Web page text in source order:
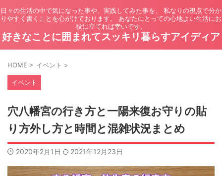
日々の生活の中で気になった事や、実践してみた事を、 私なりの視点で分か
りやすく書くことを心がけております。 あなたにとっての心地よい生活にお
役に立てれば幸いです。
好きなことに囲まれてスッキリ暮らすアイディア
HOME > イベント >
イベント
穴八幡宮の行き方と一陽来復お守りの貼
り方外し方と時間と混雑状況まとめ
2020年2月1日 2021年12月23日